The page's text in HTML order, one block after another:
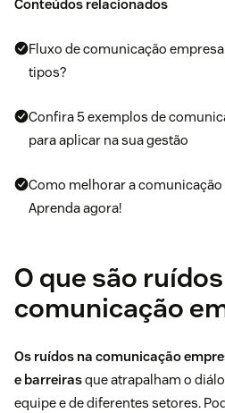
Conteúdos relacionados
Fluxo de comunicação
tipos?
Confira 5 exemplos de
para aplicar na sua gestão
Como melhorar a
Aprenda agora!
O que são
comunicação
Os ruídos na comunicação
e barreirasque atrapalham o
equipe e de diferentes setores.